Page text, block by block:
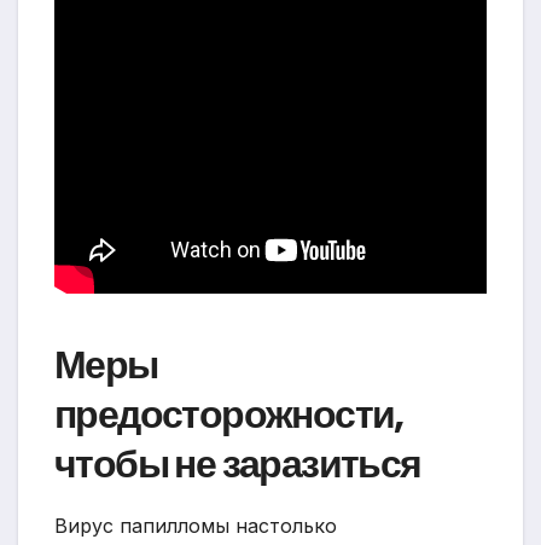
Меры
предосторожности,
чтобы не заразиться
Вирус папилломы настолько